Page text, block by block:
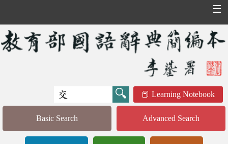
☰
Learning Notebook
Basic Search Advanced Search